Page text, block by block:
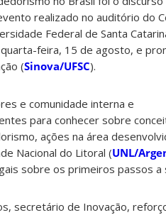
realizado no auditório do
Federal de Santa
feira, 15 de agosto, e
(Sinova/UFSC).
e comunidade interna e
para conhecer sobre
ações na área
Nacional do Litoral (UNL/
sobre os primeiros passos a
secretário de Inovação,